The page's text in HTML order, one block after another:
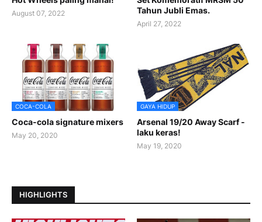
August 07, 2022
Tahun Jubli Emas.
April 27, 2022
COCA-COLA
Coca-cola signature mixers
May 20, 2020
GAYA HIDUP
Arsenal 19/20 Away Scarf -
laku keras!
May 19, 2020
HIGHLIGHTS